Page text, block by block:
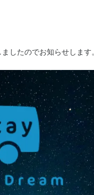
したのでお知らせします